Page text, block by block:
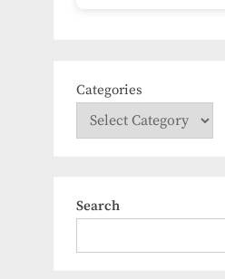
Categories
Search